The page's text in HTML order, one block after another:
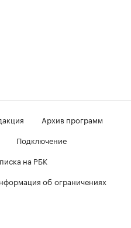
Архив программ
Подключение
на РБК
об ограничениях